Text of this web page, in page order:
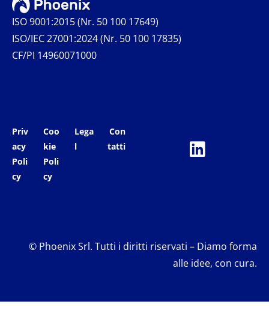
ISO 9001:2015 (Nr. 50 100 17649)
ISO/IEC 27001:2024 (Nr. 50 100 17835)
CF/PI 14960071000
Priv
acy
Poli
cy
Coo
kie
Poli
cy
Lega
l
Con
tatti
© Phoenix Srl. Tutti i diritti riservati – Diamo forma
alle idee, con cura.